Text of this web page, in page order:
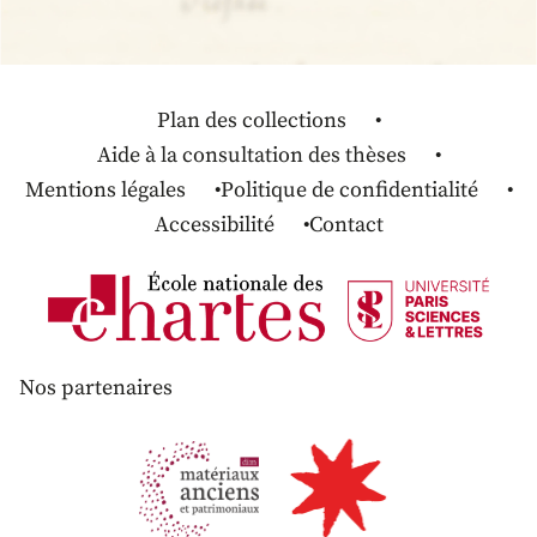
Plan des collections
Aide à la consultation des thèses
Mentions légales
Politique de confidentialité
Accessibilité
Contact
Nos partenaires